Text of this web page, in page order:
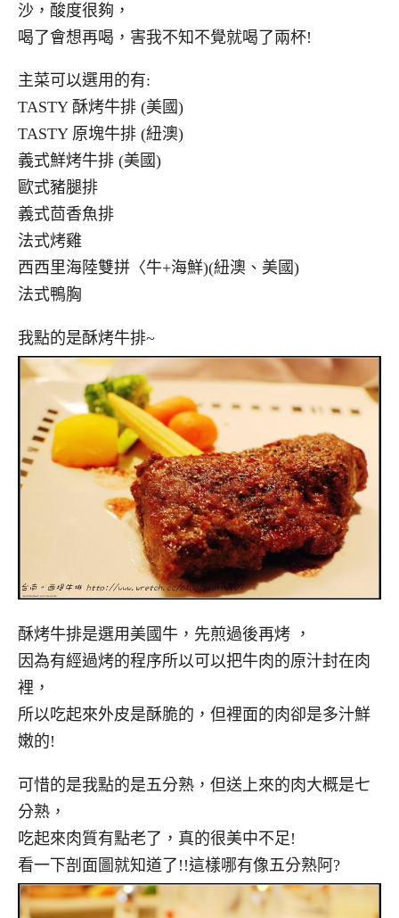
沙，酸度很夠，
喝了會想再喝，害我不知不覺就喝了兩杯!
主菜可以選用的有:
TASTY 酥烤牛排 (美國)
TASTY 原塊牛排 (紐澳)
義式鮮烤牛排 (美國)
歐式豬腿排
義式茴香魚排
法式烤雞
西西里海陸雙拼〈牛+海鮮)(紐澳、美國)
法式鴨胸
我點的是酥烤牛排~
酥烤牛排是選用美國牛，先煎過後再烤 ，
因為有經過烤的程序所以可以把牛肉的原汁封在肉
裡，
所以吃起來外皮是酥脆的，但裡面的肉卻是多汁鮮
嫩的!
可惜的是我點的是五分熟，但送上來的肉大概是七
分熟，
吃起來肉質有點老了，真的很美中不足!
看一下剖面圖就知道了!!這樣哪有像五分熟阿?